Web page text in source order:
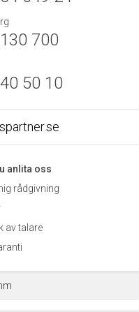
700
50 10
anlita oss
rådgivning
av talare